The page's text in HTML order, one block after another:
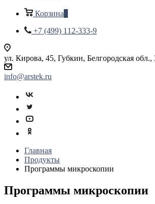
Корзина
+7 (499) 112-333-9
ул. Кирова, 45, Губкин, Белгородская обл.,
info@arstek.ru
Главная
Продукты
Программы микроскопии
Программы микроскопии